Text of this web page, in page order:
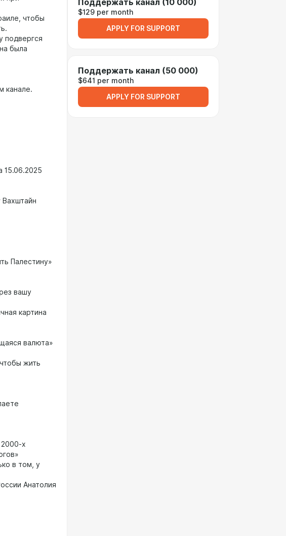
чтобы
подвергся
была
канале.
15.06.2025
Палестину»
вашу
картина
валюта»
жить
х
в том, у
Анатолия
Поддержать канал (10 000)
$129 per month
APPLY FOR SUPPORT
Поддержать канал (50 000)
$641 per month
APPLY FOR SUPPORT